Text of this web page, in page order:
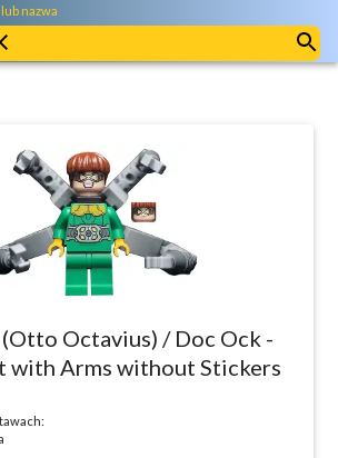
lub nazwa
Octavius) / Doc Ock -
with Arms without Stickers